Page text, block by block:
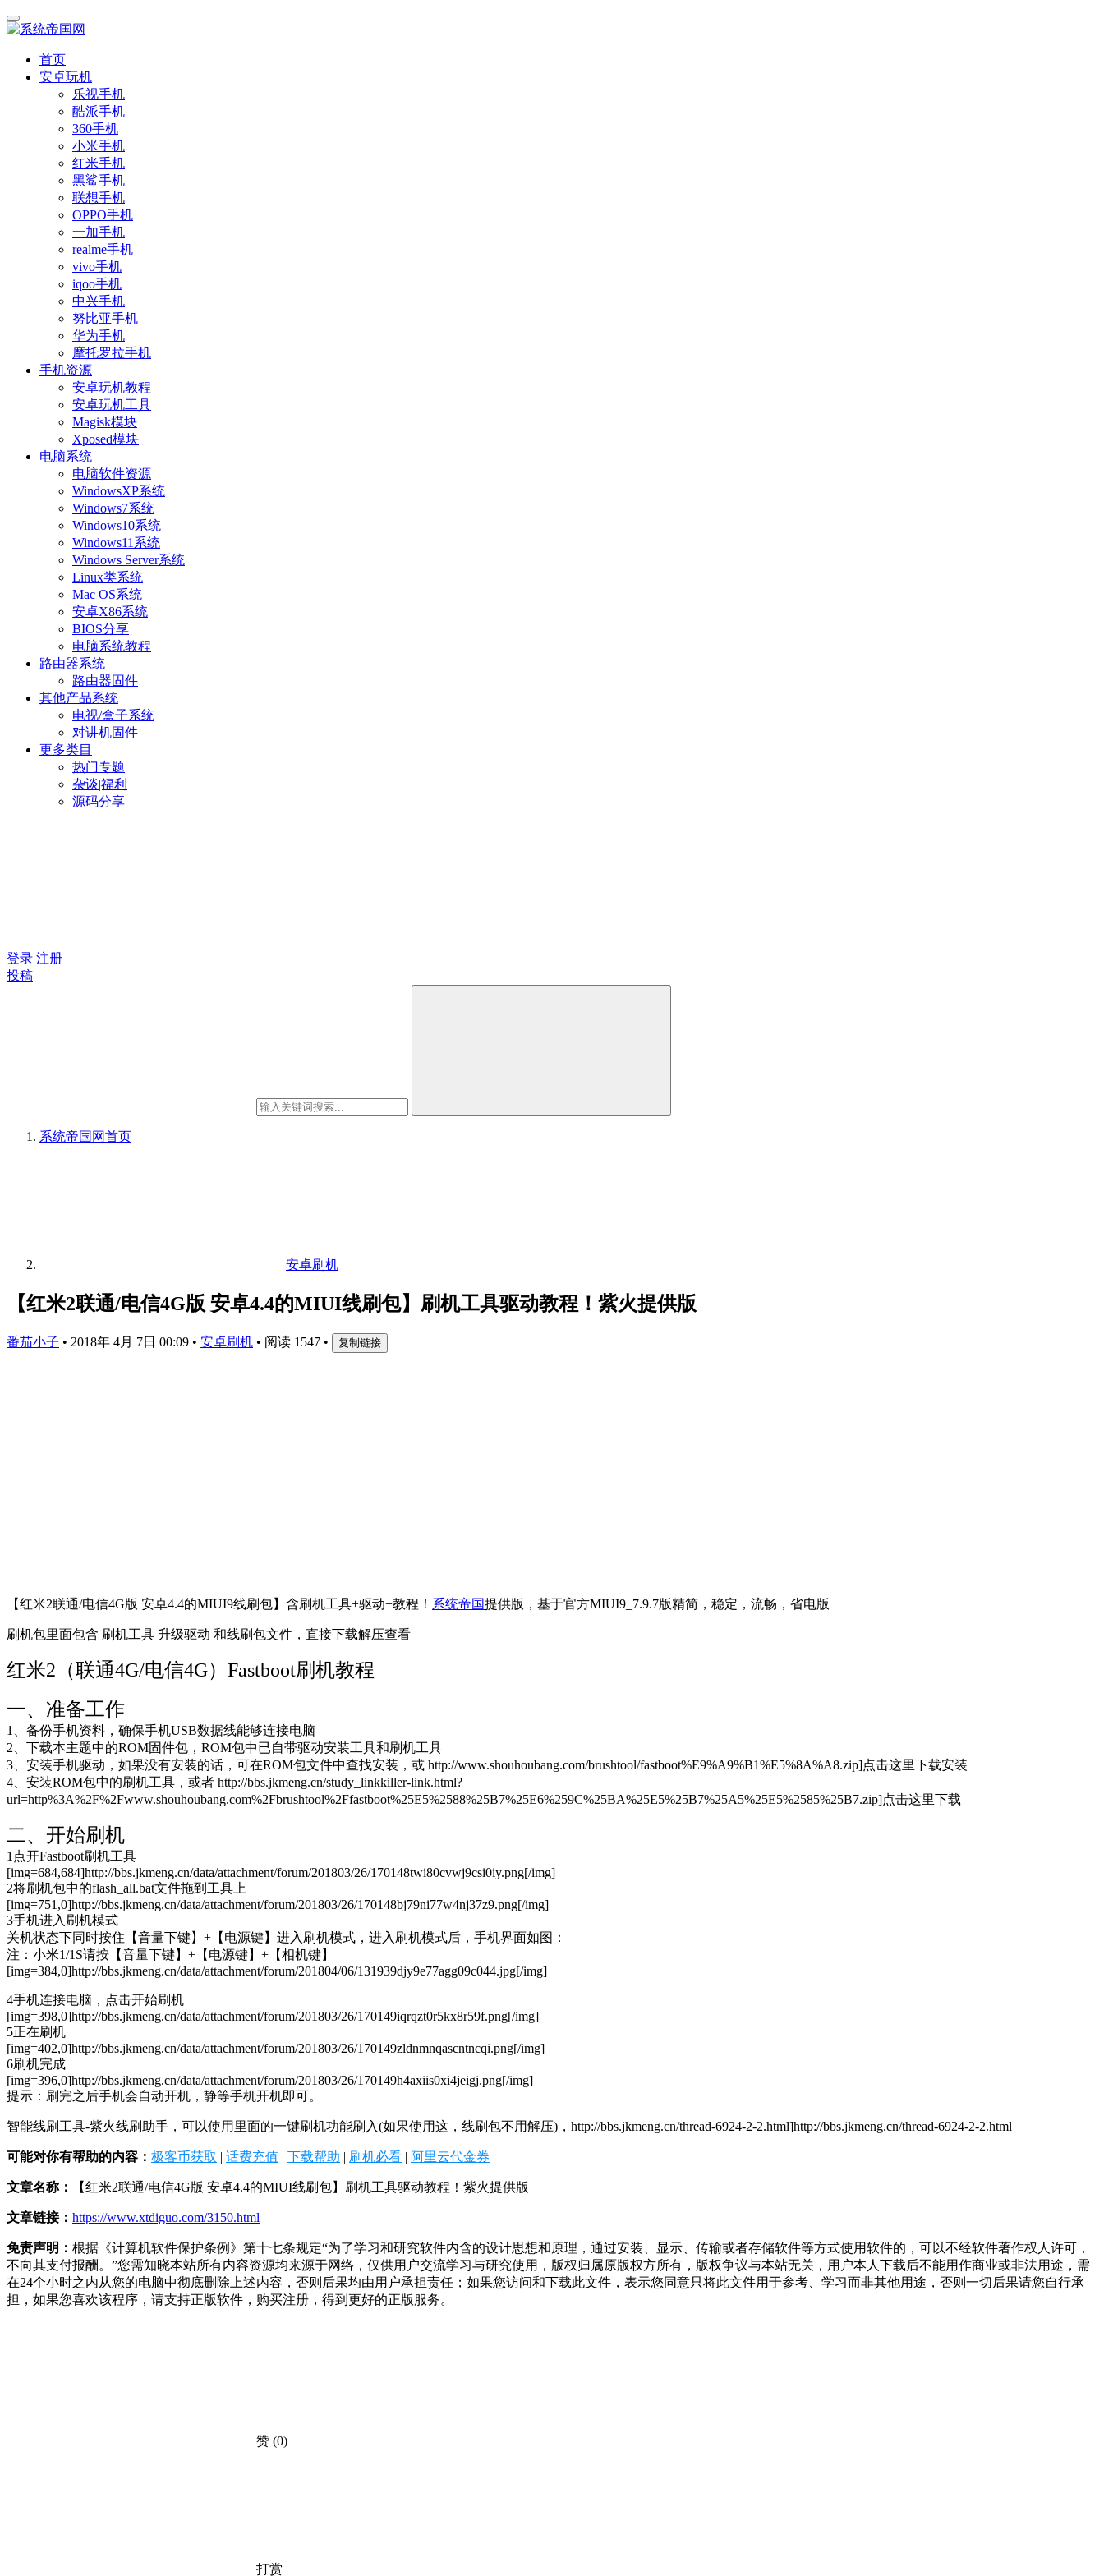
首页
安卓玩机
乐视手机
酷派手机
360手机
小米手机
红米手机
黑鲨手机
联想手机
OPPO手机
一加手机
realme手机
vivo手机
iqoo手机
中兴手机
努比亚手机
华为手机
摩托罗拉手机
手机资源
安卓玩机教程
安卓玩机工具
Magisk模块
Xposed模块
电脑系统
电脑软件资源
WindowsXP系统
Windows7系统
Windows10系统
Windows11系统
Windows Server系统
Linux类系统
Mac OS系统
安卓X86系统
BIOS分享
电脑系统教程
路由器系统
路由器固件
其他产品系统
电视/盒子系统
对讲机固件
更多类目
热门专题
杂谈|福利
源码分享
登录 注册
投稿
系统帝国网首页
安卓刷机
【红米2联通/电信4G版 安卓4.4的MIUI线刷包】刷机工具驱动教程！紫火提供版
番茄小子 • 2018年 4月 7日 00:09 • 安卓刷机 • 阅读 1547 • 复制链接
【红米2联通/电信4G版 安卓4.4的MIUI9线刷包】含刷机工具+驱动+教程！ 系统帝国提供版，基于官方MIUI9_7.9.7版精简，稳定，流畅，省电版
刷机包里面包含 刷机工具 升级驱动 和线刷包文件，直接下载解压查看
红米2（联通4G/电信4G）Fastboot刷机教程
一、准备工作
1、备份手机资料，确保手机USB数据线能够连接电脑
2、下载本主题中的ROM固件包，ROM包中已自带驱动安装工具和刷机工具
3、安装手机驱动，如果没有安装的话，可在ROM包文件中查找安装，或 http://www.shouhoubang.com/brushtool/fastboot%E9%A9%B1%E5%8A%A8.zip]点击这里下载安装
4、安装ROM包中的刷机工具，或者 http://bbs.jkmeng.cn/study_linkkiller-link.html?
url=http%3A%2F%2Fwww.shouhoubang.com%2Fbrushtool%2Ffastboot%25E5%2588%25B7%25E6%259C%25BA%25E5%25B7%25A5%25E5%2585%25B7.zip]点击这里下载
二、开始刷机
1点开Fastboot刷机工具
[img=684,684]http://bbs.jkmeng.cn/data/attachment/forum/201803/26/170148twi80cvwj9csi0iy.png[/img]
2将刷机包中的flash_all.bat文件拖到工具上
[img=751,0]http://bbs.jkmeng.cn/data/attachment/forum/201803/26/170148bj79ni77w4nj37z9.png[/img]
3手机进入刷机模式
关机状态下同时按住【音量下键】+【电源键】进入刷机模式，进入刷机模式后，手机界面如图：
注：小米1/1S请按【音量下键】+【电源键】+【相机键】
[img=384,0]http://bbs.jkmeng.cn/data/attachment/forum/201804/06/131939djy9e77agg09c044.jpg[/img]
4手机连接电脑，点击开始刷机
[img=398,0]http://bbs.jkmeng.cn/data/attachment/forum/201803/26/170149iqrqzt0r5kx8r59f.png[/img]
5正在刷机
[img=402,0]http://bbs.jkmeng.cn/data/attachment/forum/201803/26/170149zldnmnqascntncqi.png[/img]
6刷机完成
[img=396,0]http://bbs.jkmeng.cn/data/attachment/forum/201803/26/170149h4axiis0xi4jeigj.png[/img]
提示：刷完之后手机会自动开机，静等手机开机即可。
智能线刷工具-紫火线刷助手，可以使用里面的一键刷机功能刷入(如果使用这，线刷包不用解压)，http://bbs.jkmeng.cn/thread-6924-2-2.html]http://bbs.jkmeng.cn/thread-6924-2-2.html
可能对你有帮助的内容： 极客币获取 | 话费充值 | 下载帮助 | 刷机必看 | 阿里云代金券
文章名称： 【红米2联通/电信4G版 安卓4.4的MIUI线刷包】刷机工具驱动教程！紫火提供版
文章链接： https://www.xtdiguo.com/3150.html
免责声明： 根据《计算机软件保护条例》第十七条规定“为了学习和研究软件内含的设计思想和原理，通过安装、显示、传输或者存储软件等方式使用软件的，可以不经软件著作权人许可，
不向其支付报酬。”您需知晓本站所有内容资源均来源于网络，仅供用户交流学习与研究使用，版权归属原版权方所有，版权争议与本站无关，用户本人下载后不能用作商业或非法用途，需
在24个小时之内从您的电脑中彻底删除上述内容，否则后果均由用户承担责任；如果您访问和下载此文件，表示您同意只将此文件用于参考、学习而非其他用途，否则一切后果请您自行承
担，如果您喜欢该程序，请支持正版软件，购买注册，得到更好的正版服务。
赞 (0)
打赏